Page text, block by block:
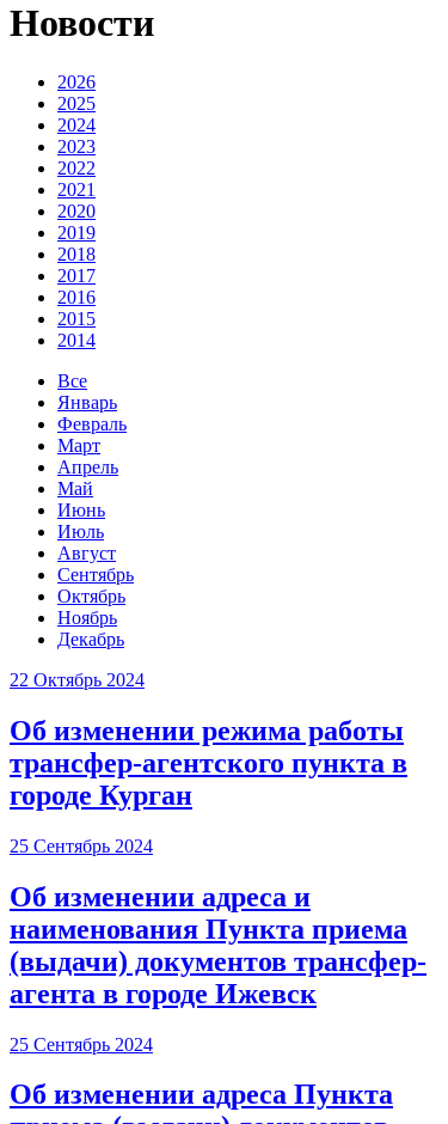
Новости
2026
2025
2024
2023
2022
2021
2020
2019
2018
2017
2016
2015
2014
Все
Январь
Февраль
Март
Апрель
Май
Июнь
Июль
Август
Сентябрь
Октябрь
Ноябрь
Декабрь
22 Октябрь 2024
Об изменении режима работы
трансфер-агентского пункта в
городе Курган
25 Сентябрь 2024
Об изменении адреса и
наименования Пункта приема
(выдачи) документов трансфер-
агента в городе Ижевск
25 Сентябрь 2024
Об изменении адреса Пункта